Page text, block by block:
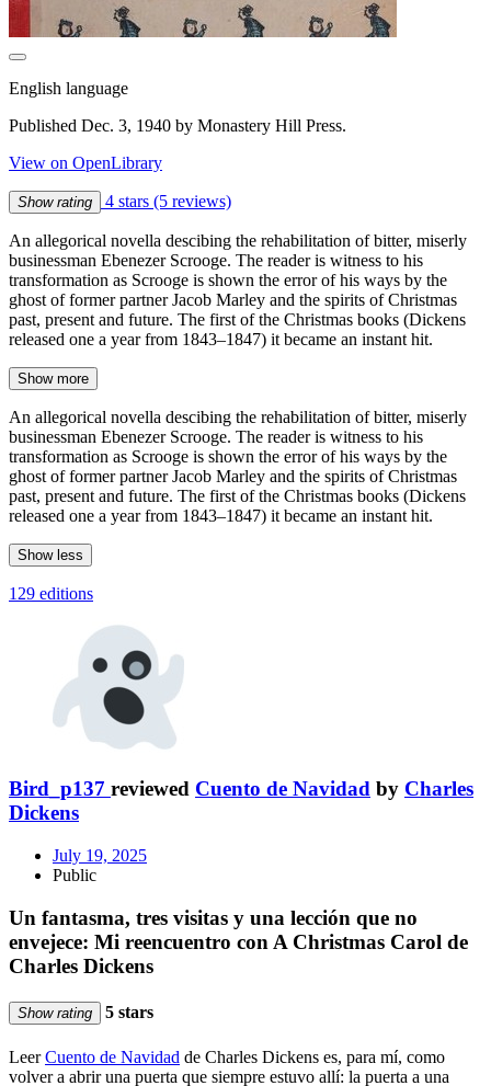
English language
Published Dec. 3, 1940 by Monastery Hill Press.
View on OpenLibrary
Show rating 4 stars (5 reviews)
An allegorical novella descibing the rehabilitation of bitter, miserly
businessman Ebenezer Scrooge. The reader is witness to his
transformation as Scrooge is shown the error of his ways by the
ghost of former partner Jacob Marley and the spirits of Christmas
past, present and future. The first of the Christmas books (Dickens
released one a year from 1843–1847) it became an instant hit.
Show more
An allegorical novella descibing the rehabilitation of bitter, miserly
businessman Ebenezer Scrooge. The reader is witness to his
transformation as Scrooge is shown the error of his ways by the
ghost of former partner Jacob Marley and the spirits of Christmas
past, present and future. The first of the Christmas books (Dickens
released one a year from 1843–1847) it became an instant hit.
Show less
129 editions
Bird_p137 reviewed Cuento de Navidad by Charles
Dickens
July 19, 2025
Public
Un fantasma, tres visitas y una lección que no
envejece: Mi reencuentro con A Christmas Carol de
Charles Dickens
Show rating 5 stars
LeerCuento de Navidad de Charles Dickens es, para mí, como
volver a abrir una puerta que siempre estuvo allí: la puerta a una